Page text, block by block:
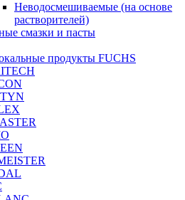
Неводосмешиваемые (на основе
растворителей)
смазки и пасты
продукты FUCHS